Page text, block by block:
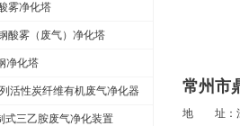
雾净化塔
酸雾（废气）净化塔
净化塔
活性炭纤维有机废气净化器
式三乙胺废气净化装置
常州市
地 址：江